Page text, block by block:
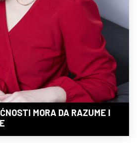
MORA DA RAZUME I